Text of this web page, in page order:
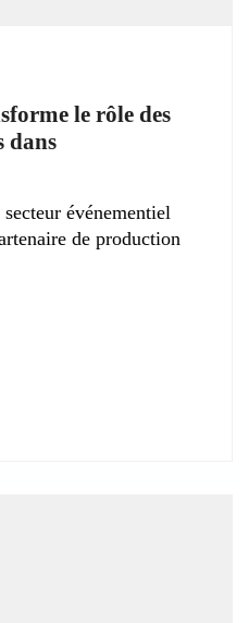
le rôle des
dans
événementiel
de production